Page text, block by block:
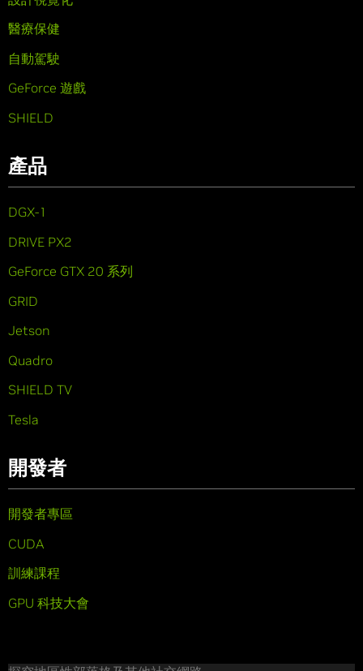
醫療保健
自動駕駛
GeForce 遊戲
SHIELD
產品
DGX-1
DRIVE PX2
GeForce GTX 20 系列
GRID
Jetson
Quadro
SHIELD TV
Tesla
開發者
開發者專區
CUDA
訓練課程
GPU 科技大會